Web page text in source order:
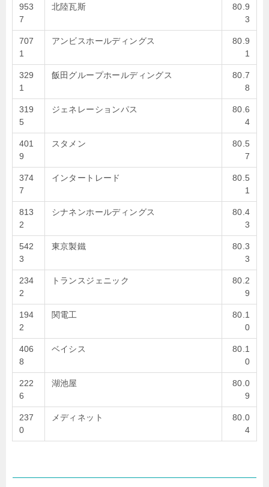
953
7
北陸瓦斯
80.9
3
707
1
アンビスホールディングス
80.9
1
329
1
飯田グループホールディングス
80.7
8
319
5
ジェネレーションパス
80.6
4
401
9
スタメン
80.5
7
374
7
インタートレード
80.5
1
813
2
シナネンホールディングス
80.4
3
542
3
東京製鐵
80.3
3
234
2
トランスジェニック
80.2
9
194
2
関電工
80.1
0
406
8
ベイシス
80.1
0
222
6
湖池屋
80.0
9
237
0
メディネット
80.0
4